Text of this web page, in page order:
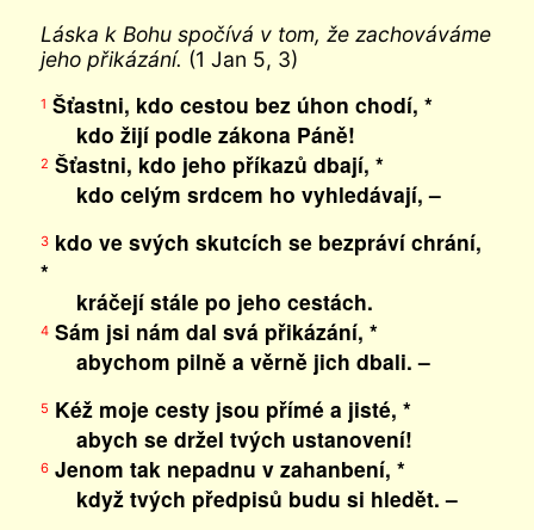
Láska k Bohu spočívá v tom, že zachováváme
jeho přikázání. (1 Jan 5, 3)
1 Šťastni, kdo cestou bez úhon chodí, *
kdo žijí podle zákona Páně!
2 Šťastni, kdo jeho příkazů dbají, *
kdo celým srdcem ho vyhledávají, –
3kdo ve svých skutcích se bezpráví chrání,
*
kráčejí stále po jeho cestách.
4Sám jsi nám dal svá přikázání, *
abychom pilně a věrně jich dbali. –
5 Kéž moje cesty jsou přímé a jisté, *
abych se držel tvých ustanovení!
6Jenom tak nepadnu v zahanbení, *
když tvých předpisů budu si hledět. –